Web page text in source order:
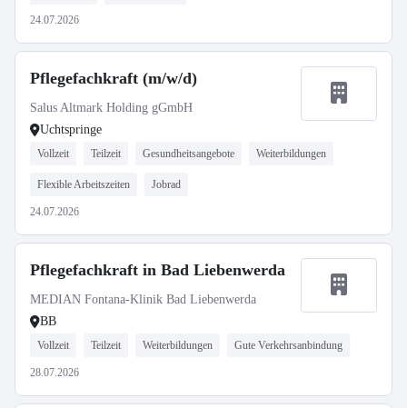
24.07.2026
Pflegefachkraft (m/w/d)
Salus Altmark Holding gGmbH
Uchtspringe
Vollzeit Teilzeit Gesundheitsangebote Weiterbildungen
Flexible Arbeitszeiten Jobrad
24.07.2026
Pflegefachkraft in Bad Liebenwerda
MEDIAN Fontana-Klinik Bad Liebenwerda
BB
Vollzeit Teilzeit Weiterbildungen Gute Verkehrsanbindung
28.07.2026